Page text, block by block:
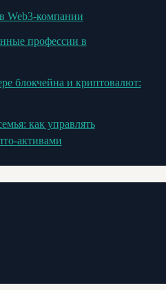
Web3-компании
профессии в
блокчейна и криптовалют:
как управлять
активами